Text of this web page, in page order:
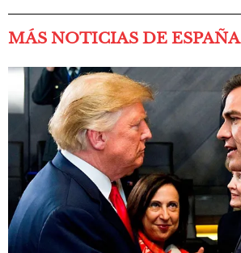
MÁS NOTICIAS DE ESPAÑA